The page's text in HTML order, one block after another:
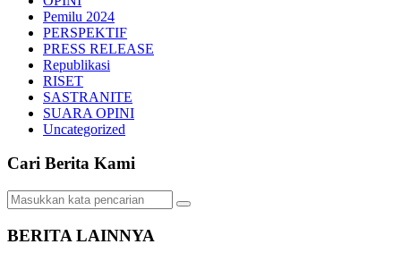
Pemilu 2024
PERSPEKTIF
PRESS RELEASE
Republikasi
RISET
SASTRANITE
SUARA OPINI
Uncategorized
Cari Berita Kami
BERITA LAINNYA